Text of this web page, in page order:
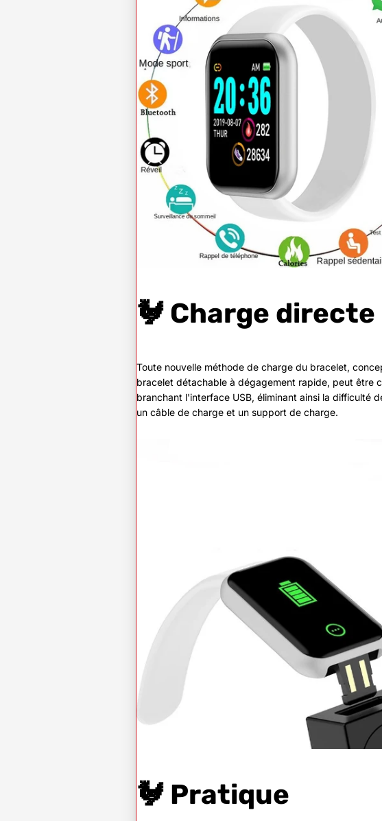
🐓 Charge
Toute nouvelle méthode de charge du bracelet,
bracelet détachable à dégagement rapide, peut être
branchant l'interface USB, éliminant ainsi la difficulté
un câble de charge et un support de charge.
🐓 Pratique